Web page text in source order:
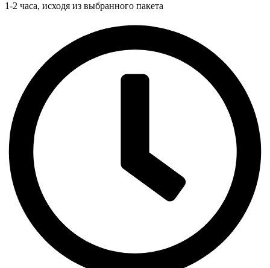
1-2 часа, исходя из выбранного пакета